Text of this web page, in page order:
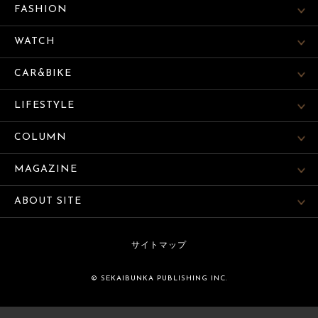
FASHION
WATCH
CAR&BIKE
LIFESTYLE
COLUMN
MAGAZINE
ABOUT SITE
サイトマップ
© SEKAIBUNKA PUBLISHING INC.